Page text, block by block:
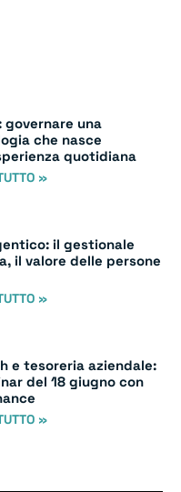
governare una
che nasce
quotidiana
»
il gestionale
il valore delle persone
»
e tesoreria aziendale:
del 18 giugno con
»